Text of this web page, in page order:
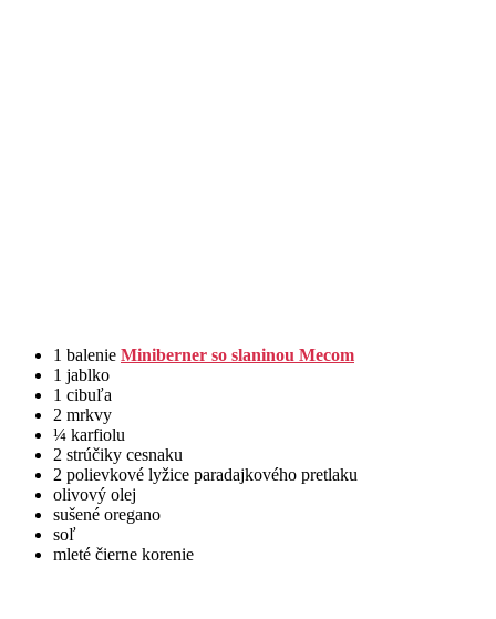
1 balenie Miniberner so slaninou Mecom
1 jablko
1 cibuľa
2 mrkvy
¼ karfiolu
2 strúčiky cesnaku
2 polievkové lyžice paradajkového pretlaku
olivový olej
sušené oregano
soľ
mleté čierne korenie